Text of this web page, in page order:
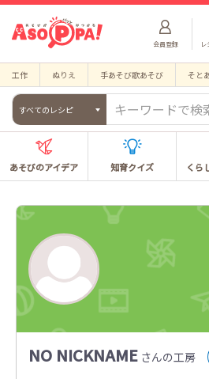
会員登録 レ
工作 ぬりえ 手あそび歌あそび そと
すべてのレシピ
あそびのアイデア 知育クイズ くら
NO NICKNAME さんの工房